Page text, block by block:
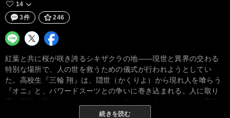
14
3件
246
紅葉と共に桜が咲き誇るシキザクラの地――現世と異界の交わる
特別な場所で、人の世を救うための儀式が行われようとしてい
た。高校生『三輪 翔』は、隠世（かくりよ）から現れ人を喰らう
『オニ』と、パワードスーツとの争いに巻き込まれる。人に取り
憑き現世に顕（あらわ）れようとするオニ。人々をオニから守る
ことができるのは、古代の秘術と最新技術が融合したパワードス
続きを読む